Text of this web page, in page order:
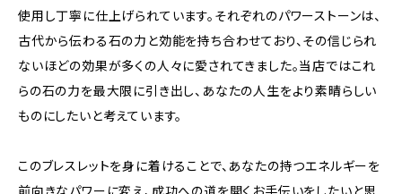
使用し丁寧に仕上げられています。それぞれのパワーストーンは、
古代から伝わる石の力と効能を持ち合わせており、その信じられ
ないほどの効果が多くの人々に愛されてきました。当店ではこれ
らの石の力を最大限に引き出し、あなたの人生をより素晴らしい
ものにしたいと考えています。
このブレスレットを身に着けることで、あなたの持つエネルギーを
前向きなパワーに変え、成功への道を開くお手伝いをしたいと思